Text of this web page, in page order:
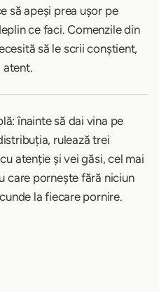
să apeși prea ușor pe
ce faci. Comenzile din
să le scrii conștient,
atent.
înainte să dai vina pe
rulează trei
atenție și vei găsi, cel mai
care pornește fără niciun
la fiecare pornire.